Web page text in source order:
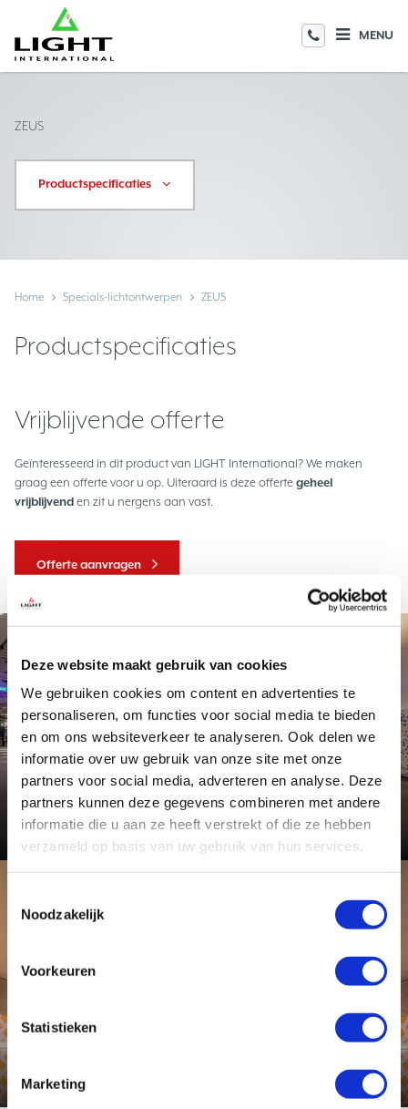
Deze website maakt gebruik van cookies
We gebruiken cookies om content en advertenties te
personaliseren, om functies voor social media te bieden
en om ons websiteverkeer te analyseren. Ook delen we
informatie over uw gebruik van onze site met onze
partners voor social media, adverteren en analyse. Deze
partners kunnen deze gegevens combineren met andere
informatie die u aan ze heeft verstrekt of die ze hebben
verzameld op basis van uw gebruik van hun services.
Noodzakelijk
Voorkeuren
Statistieken
Marketing
MENU
ZEUS
Productspecificaties
Home Specials-lichtontwerpen ZEUS
Productspecificaties
Vrijblijvende offerte
Geïnteresseerd in dit product van LIGHT International? We maken
graag een offerte voor u op. Uiteraard is deze offerte geheel
vrijblijvend en zit u nergens aan vast.
Offerte aanvragen
Project
Exclusief maatwerkStation Delft
Bekijk dit project
Toepassing
Tunnel- en onderdoorgang verlichting